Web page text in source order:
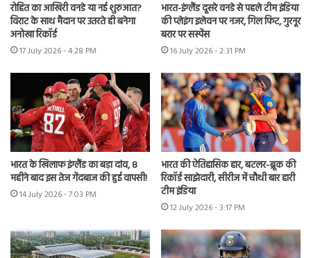
रोहित का आखिरी वनडे या नई शुरुआत?
विराट के साथ मैदान पर उतरते ही बनेगा
अनोखा रिकॉर्ड
17 July 2026 - 4:28 PM
भारत-इंग्लैंड दूसरे वनडे से पहले टीम इंडिया
की प्लेइंग इलेवन पर नजर, गिल फिट, गुरनूर
बरार पर सस्पेंस
16 July 2026 - 2:31 PM
भारत के खिलाफ इंग्लैंड का बड़ा दांव, 8
महीने बाद इस तेज गेंदबाज की हुई वापसी!
14 July 2026 - 7:03 PM
भारत की ऐतिहासिक हार, बटलर-ब्रूक की
रिकॉर्ड साझेदारी, सीरीज में चौथी बार हारी
टीम इंडिया
12 July 2026 - 3:17 PM